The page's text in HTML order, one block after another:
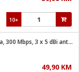
10+
Wireless N Router, 3 porta, 300 Mbps, 3 x 5 dBi antena
49,90 KM